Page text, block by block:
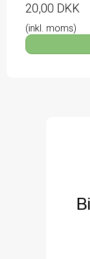
20,00 DKK
(inkl. moms)